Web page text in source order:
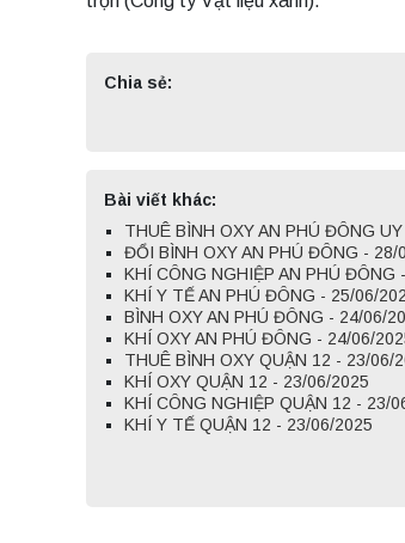
Chia sẻ:
Bài viết khác:
THUÊ BÌNH OXY AN PHÚ ĐÔNG
ĐỔI BÌNH OXY AN PHÚ ĐÔNG - 28/
KHÍ CÔNG NGHIỆP AN PHÚ ĐÔNG
KHÍ Y TẾ AN PHÚ ĐÔNG - 25/06/
BÌNH OXY AN PHÚ ĐÔNG - 24/06/
KHÍ OXY AN PHÚ ĐÔNG - 24/06/
THUÊ BÌNH OXY QUẬN 12 - 23/06/
KHÍ OXY QUẬN 12 - 23/06/2025
KHÍ CÔNG NGHIỆP QUẬN 12 - 23/
KHÍ Y TẾ QUẬN 12 - 23/06/2025